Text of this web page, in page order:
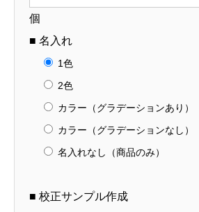
個
■ 名入れ
1色
2色
カラー（グラデーションあり）
カラー（グラデーションなし）
名入れなし（商品のみ）
■ 校正サンプル作成